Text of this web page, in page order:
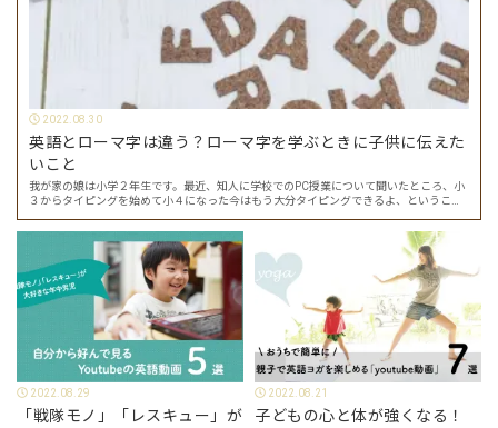
2022.08.30
英語とローマ字は違う？ローマ字を学ぶときに子供に伝えた
いこと
我が家の娘は小学２年生です。最近、知人に学校でのPC授業について聞いたところ、小
３からタイピングを始めて小４になった今はもう大分タイピングできるよ、ということ
で…
2022.08.29
「戦隊モノ」「レスキュー」が
2022.08.21
子どもの心と体が強くなる！